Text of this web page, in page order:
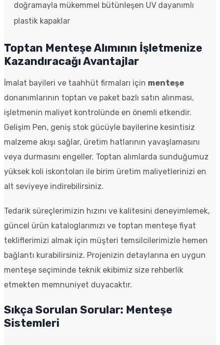
doğramayla mükemmel bütünleşen UV dayanımlı
plastik kapaklar
Toptan Menteşe Alımının İşletmenize
Kazandıracağı Avantajlar
İmalat bayileri ve taahhüt firmaları için menteşe
donanımlarının toptan ve paket bazlı satın alınması,
işletmenin maliyet kontrolünde en önemli etkendir.
Gelişim Pen, geniş stok gücüyle bayilerine kesintisiz
malzeme akışı sağlar, üretim hatlarının yavaşlamasını
veya durmasını engeller. Toptan alımlarda sunduğumuz
yüksek koli iskontoları ile birim üretim maliyetlerinizi en
alt seviyeye indirebilirsiniz.
Tedarik süreçlerimizin hızını ve kalitesini deneyimlemek,
güncel ürün kataloglarımızı ve toptan menteşe fiyat
tekliflerimizi almak için müşteri temsilcilerimizle hemen
bağlantı kurabilirsiniz. Projenizin detaylarına en uygun
menteşe seçiminde teknik ekibimiz size rehberlik
etmekten memnuniyet duyacaktır.
Sıkça Sorulan Sorular: Menteşe
Sistemleri